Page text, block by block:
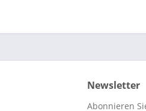
Newsletter
Abonnieren